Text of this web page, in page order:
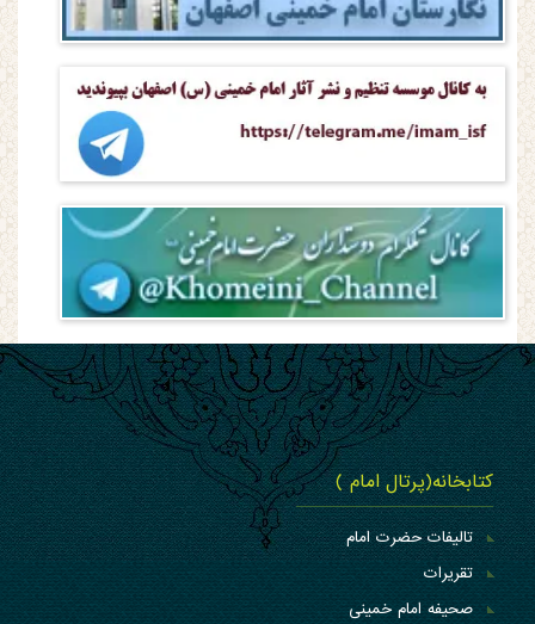
کتابخانه(پرتال امام )
تالیفات حضرت امام
تقریرات
صحیفه امام خمینی